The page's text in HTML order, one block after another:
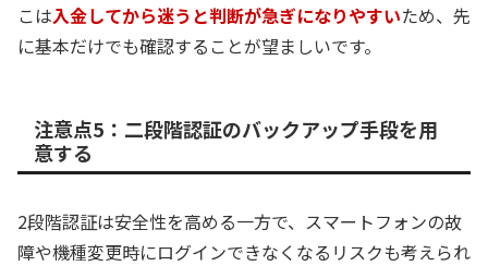
こは入金してから迷うと判断が急ぎになりやすいため、先
に基本だけでも確認することが望ましいです。
注意点5：二段階認証のバックアップ手段を用
意する
2段階認証は安全性を高める一方で、スマートフォンの故
障や機種変更時にログインできなくなるリスクも考えられ